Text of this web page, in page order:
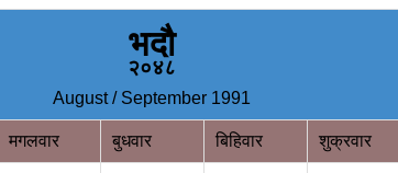
भदौ
२०४८
August / September 1991
मगलवार बुधवार बिहिवार शुक्रवार